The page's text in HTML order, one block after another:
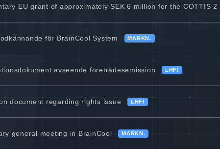
EU grant of approximately SEK 6 million for the COTTIS
för BrainCool System MARKN.
avseende företrädesemission LHFI
document regarding rights issue LHFI
general meeting in BrainCool MARKN.